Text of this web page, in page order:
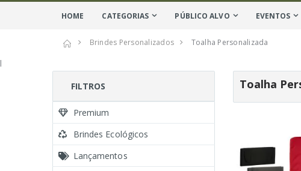
HOME CATEGORIAS PÚBLICO ALVO EVENTOS
Brindes Personalizados Toalha Personalizada
l
Toalha
FILTROS
Premium
Brindes Ecológicos
Lançamentos